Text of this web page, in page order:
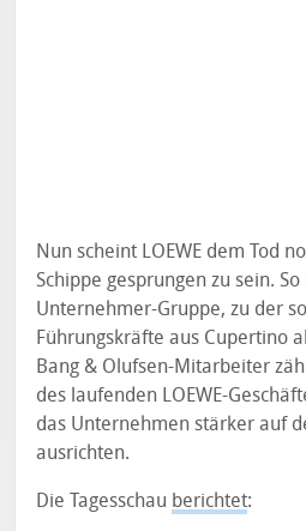
Nun scheint LOEWE dem Tod
Schippe gesprungen zu sein.
Unternehmer-Gruppe, zu der
Führungskräfte aus Cupertino
Bang & Olufsen-Mitarbeiter
des laufenden LOEWE-
das Unternehmen stärker auf
ausrichten.
Die Tagesschau berichtet: